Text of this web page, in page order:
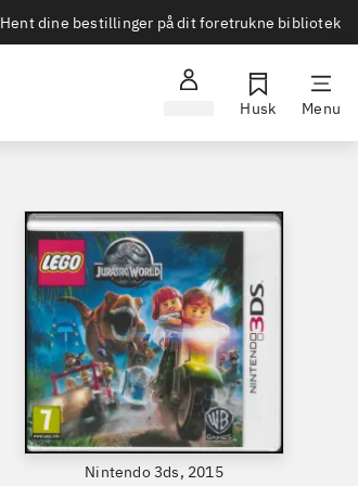
Hent dine bestillinger på dit foretrukne bibliotek
Husk Menu
Nintendo 3ds, 2015